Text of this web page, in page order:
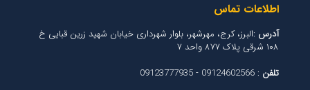
اطلاعات تماس
آدرس :البرز، کرج، مهرشهر، بلوار شهرداری خیابان شهید زرین قبایی خ
۱۰۸ شرقی پلاک ۸۷۷ واحد ۷
تلفن : 09124602566 - 09123777935